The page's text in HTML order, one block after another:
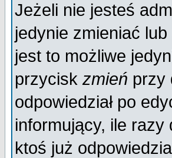
Jeżeli nie jesteś
jedynie zmieniać
jest to możliwe
przycisk zmień przy
odpowiedział po
informujący, ile
ktoś już